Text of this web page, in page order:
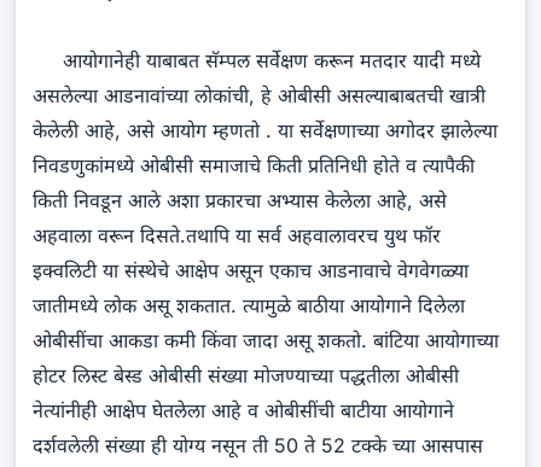
आयोगानेही याबाबत सॅम्पल सर्वेक्षण करून मतदार यादी मध्ये
असलेल्या आडनावांच्या लोकांची, हे ओबीसी असल्याबाबतची खात्री
केलेली आहे, असे आयोग म्हणतो . या सर्वेक्षणाच्या अगोदर झालेल्या
निवडणुकांमध्ये ओबीसी समाजाचे किती प्रतिनिधी होते व त्यापैकी
किती निवडून आले अशा प्रकारचा अभ्यास केलेला आहे, असे
अहवाला वरून दिसते.तथापि या सर्व अहवालावरच युथ फॉर
इक्वलिटी या संस्थेचे आक्षेप असून एकाच आडनावाचे वेगवेगळ्या
जातीमध्ये लोक असू शकतात. त्यामुळे बाठीया आयोगाने दिलेला
ओबीसींचा आकडा कमी किंवा जादा असू शकतो. बांटिया आयोगाच्या
होटर लिस्ट बेस्ड ओबीसी संख्या मोजण्याच्या पद्धतीला ओबीसी
नेत्यांनीही आक्षेप घेतलेला आहे व ओबीसींची बाटीया आयोगाने
दर्शवलेली संख्या ही योग्य नसून ती 50 ते 52 टक्के च्या आसपास